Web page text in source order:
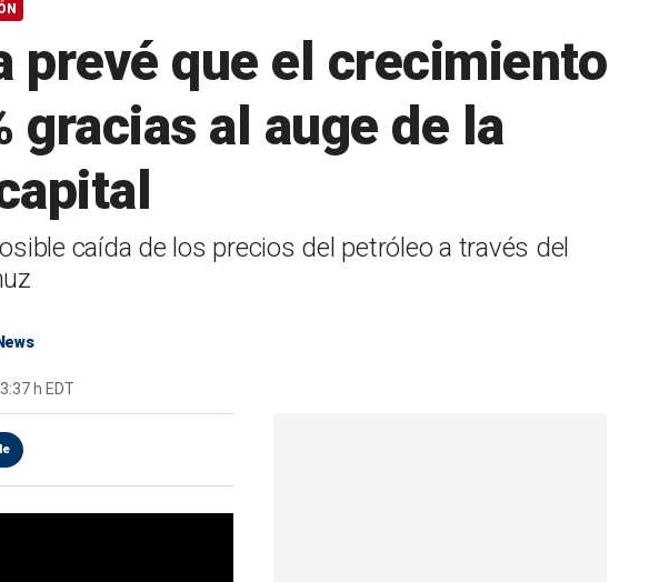
prevé que el crecimiento
gracias al auge de la
caída de los precios del petróleo a través del
h EDT